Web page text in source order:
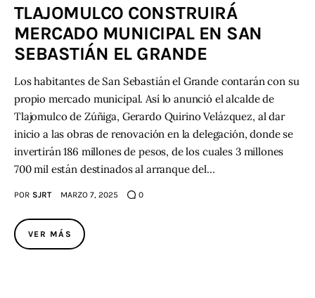
TLAJOMULCO CONSTRUIRÁ
MERCADO MUNICIPAL EN SAN
SEBASTIÁN EL GRANDE
Los habitantes de San Sebastián el Grande contarán con su
propio mercado municipal. Así lo anunció el alcalde de
Tlajomulco de Zúñiga, Gerardo Quirino Velázquez, al dar
inicio a las obras de renovación en la delegación, donde se
invertirán 186 millones de pesos, de los cuales 3 millones
700 mil están destinados al arranque del…
POR SJRT MARZO 7, 2025 0
VER MÁS